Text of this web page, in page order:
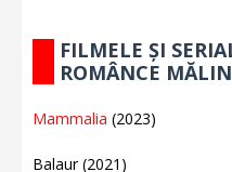
FILMELE ȘI
ROMÂNCE
Mammalia (2023)
Balaur (2021)